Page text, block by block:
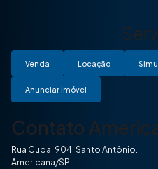
Venda Locação
Anunciar Imóvel
Contato
Rua Cuba, 904, Santo Antônio.
Americana/SP